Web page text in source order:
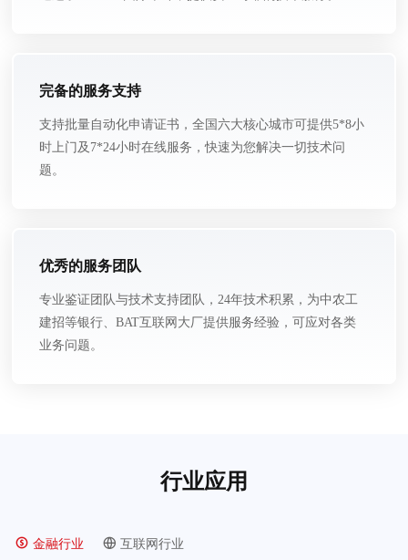
完备的服务支持
支持批量自动化申请证书，全国六大核心城市可提供5*8小
时上门及7*24小时在线服务，快速为您解决一切技术问
题。
优秀的服务团队
专业鉴证团队与技术支持团队，24年技术积累，为中农工
建招等银行、BAT互联网大厂提供服务经验，可应对各类
业务问题。
行业应用
金融行业 互联网行业